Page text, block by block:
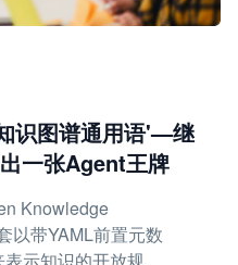
识图谱通用语'—继
一张Agent王牌
Knowledge
以带YAML前置元数